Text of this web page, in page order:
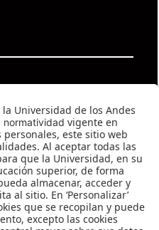
Luisa Gonzalez
Andrea Garzón,